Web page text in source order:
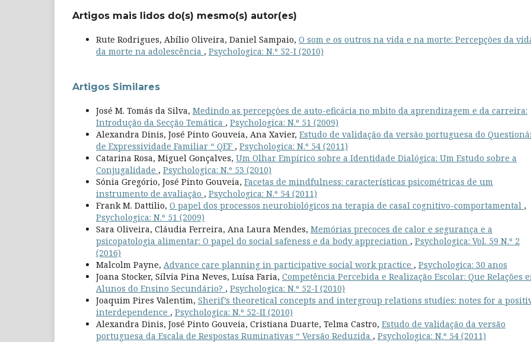
Artigos mais lidos do(s) mesmo(s) autor(es)
Rute Rodrigues, Abílio Oliveira, Daniel Sampaio, O som e os outros na vida e na morte: Percepções da
da morte na adolescência , Psychologica: N.º 52-I (2010)
Artigos Similares
José M. Tomás da Silva, Medindo as percepções de auto-eficácia no mbito da aprendizagem e da carreira:
Introdução da Secção Temática , Psychologica: N.º 51 (2009)
Alexandra Dinis, José Pinto Gouveia, Ana Xavier, Estudo de validação da versão portuguesa do
de Expressividade Familiar “ QEF , Psychologica: N.º 54 (2011)
Catarina Rosa, Miguel Gonçalves, Um Olhar Empírico sobre a Identidade Dialógica: Um Estudo sobre a
Conjugalidade , Psychologica: N.º 53 (2010)
Sónia Gregório, José Pinto Gouveia, Facetas de mindfulness: características psicométricas de um
instrumento de avaliação , Psychologica: N.º 54 (2011)
Frank M. Dattilio, O papel dos processos neurobiológicos na terapia de casal cognitivo-comportamental ,
Psychologica: N.º 51 (2009)
Sara Oliveira, Cláudia Ferreira, Ana Laura Mendes, Memórias precoces de calor e segurança e a
psicopatologia alimentar: O papel do social safeness e da body appreciation , Psychologica: Vol. 59 N.º 2
(2016)
Malcolm Payne, Advance care planning in participative social work practice , Psychologica: 30 anos
Joana Stocker, Sílvia Pina Neves, Luísa Faria, Competência Percebida e Realização Escolar: Que Relações
Alunos do Ensino Secundário? , Psychologica: N.º 52-I (2010)
Joaquim Pires Valentim, Sherif’s theoretical concepts and intergroup relations studies: notes for a
interdependence , Psychologica: N.º 52-II (2010)
Alexandra Dinis, José Pinto Gouveia, Cristiana Duarte, Telma Castro, Estudo de validação da versão
portuguesa da Escala de Respostas Ruminativas “ Versão Reduzida , Psychologica: N.º 54 (2011)